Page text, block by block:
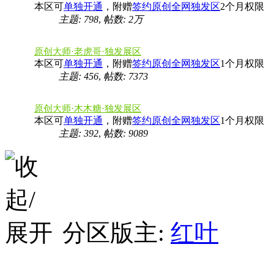
本区可单独开通 ，附赠签约原创全网独发区2个月权限
主题: 798, 帖数: 2万
原创大师·老虎哥·独发展区
本区可单独开通 ，附赠签约原创全网独发区1个月权限
主题: 456, 帖数: 7373
原创大师·木木糖·独发展区
本区可单独开通 ，附赠签约原创全网独发区1个月权限
主题: 392, 帖数: 9089
分区版主: 红叶